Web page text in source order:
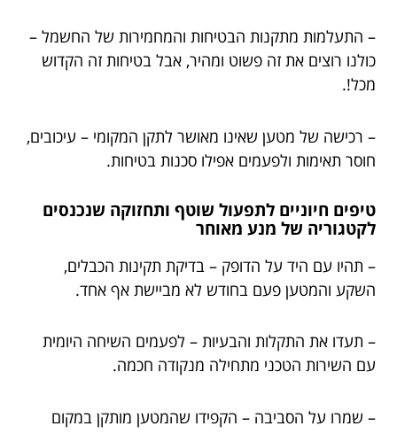
– התעלמות מתקנות הבטיחות והמחמירות של החשמל –
כולנו רוצים את זה פשוט ומהיר, אבל בטיחות זה הקדוש
מכל!.
– רכישה של מטען שאינו מאושר לתקן המקומי – עיכובים,
חוסר תאימות ולפעמים אפילו סכנות בטיחות.
טיפים חיוניים לתפעול שוטף ותחזוקה שנכנסים
לקטגוריה של מנע מאוחר
– תהיו עם היד על הדופק – בדיקת תקינות הכבלים,
השקע והמטען פעם בחודש לא מביישת אף אחד.
– תעדו את התקלות והבעיות – לפעמים השיחה היומית
עם השירות הטכני מתחילה מנקודה חכמה.
– שמרו על הסביבה – הקפידו שהמטען מותקן במקום